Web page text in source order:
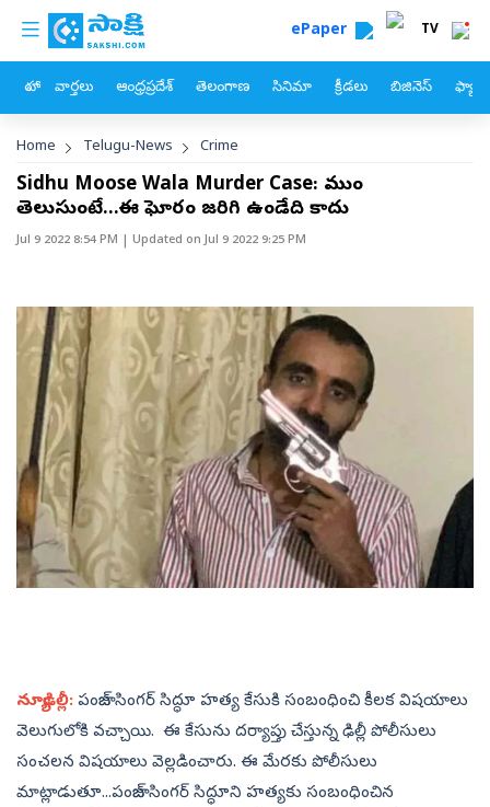
Skip to main content
custom menu ePaper TV
హోం వార్తలు ఆంధ్రప్రదేశ్ తెలంగాణ సినిమా క్రీడలు బిజినెస్
Breadcrumb
Home Telugu-News Crime
Sidhu Moose Wala Murder Case: ముందే
తెలుసుంటే...ఈ ఘోరం జరిగి ఉండేది కాదు
Jul 9 2022 8:54 PM | Updated onJul 9 2022 9:25 PM
న్యూఢిల్లీ: పంజాబ్‌ సింగర్‌ సిద్ధూ హత్య కేసుకి సంబంధించి కీలక విషయాలు
వెలుగులోకి వచ్చాయి. ఈ కేసును దర్యాప్తు చేస్తున్న ఢిల్లీ పోలీసులు
సంచలన విషయాలు వెల్లడించారు. ఈ మేరకు పోలీసులు
మాట్లాడుతూ...పంజాబ్‌ సింగర్‌ సిద్ధూని హత్యకు స‍ంబంధించిన